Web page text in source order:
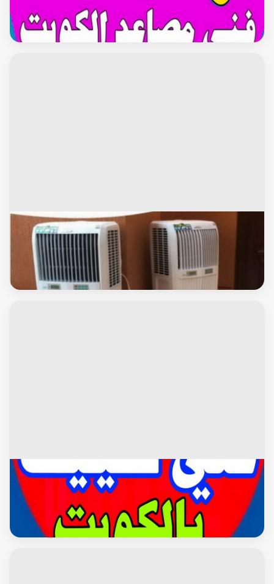
شركة مصاعد - المهندس 60040484 - شركة مصاعد الكويت -
رقم شركة مصاعد - شركات مصاعد - ارقام شركات مصاعد -
شركات المصاعد - شركات مصاعد الكويت
محافظة حولى
تاجير وحدات تكييف - تاجير تكييف - ابويوسف 90035364 - تاجير
مكيفات - تاجير وحدات - ايجار تكييف - تاجير تكييف عمودي - تاجير
وحدات التكييف
محافظة مبارك الكبير
تكييف - صيانة تكييف مركزى - تصليح سنترال - تصليح مكيف -
تصليح مكيفات - تصليح تكييف